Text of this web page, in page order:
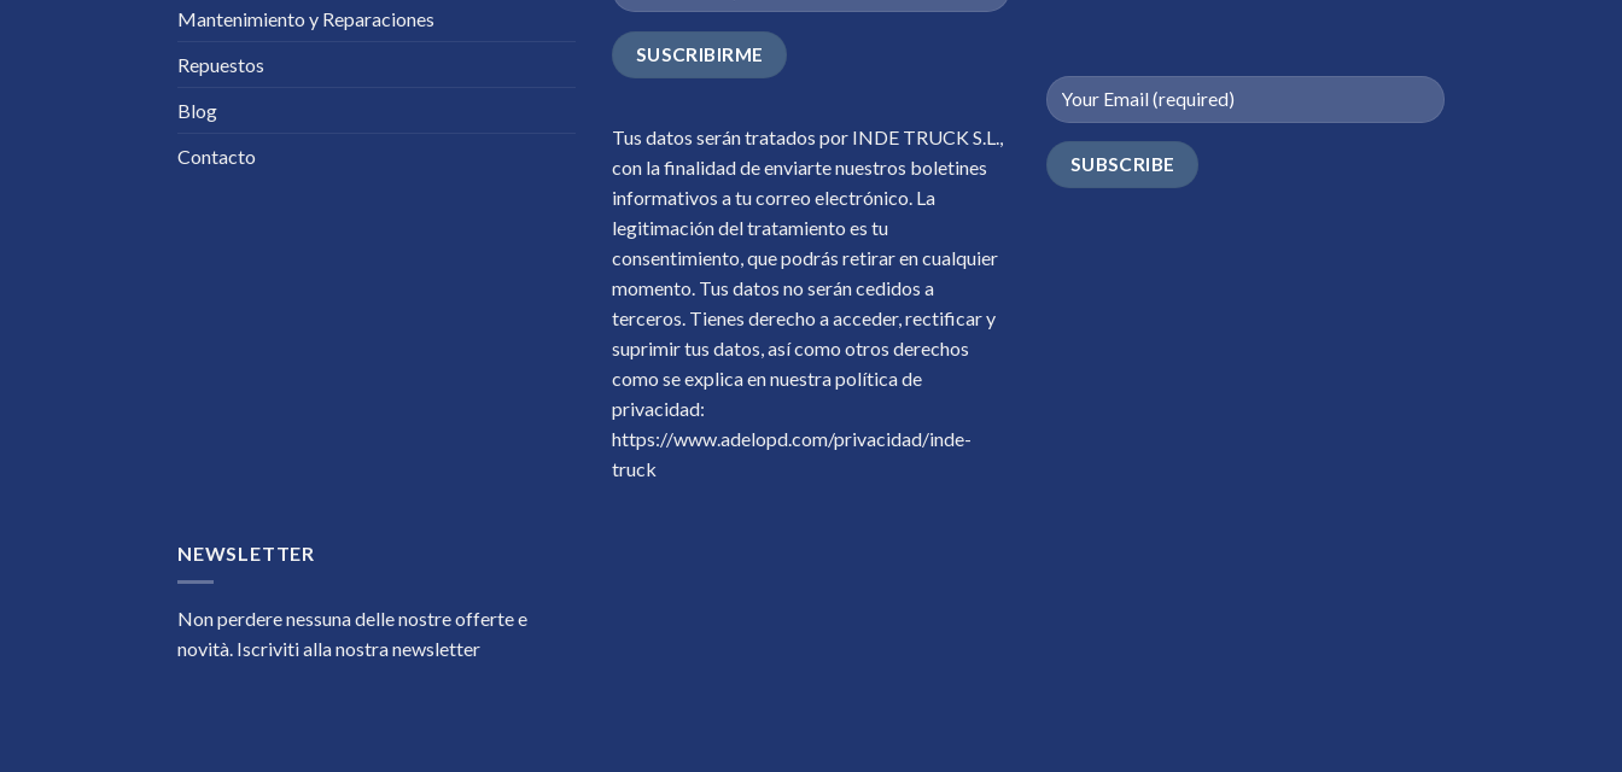
Mantenimiento y Reparaciones
Repuestos
Blog
Contacto
Tus datos serán tratados por INDE TRUCK S.L.,
con la finalidad de enviarte nuestros boletines
informativos a tu correo electrónico. La
legitimación del tratamiento es tu
consentimiento, que podrás retirar en cualquier
momento. Tus datos no serán cedidos a
terceros. Tienes derecho a acceder, rectificar y
suprimir tus datos, así como otros derechos
como se explica en nuestra política de
privacidad:
https://www.adelopd.com/privacidad/inde-
truck
NEWSLETTER
Non perdere nessuna delle nostre offerte e
novità. Iscriviti alla nostra newsletter